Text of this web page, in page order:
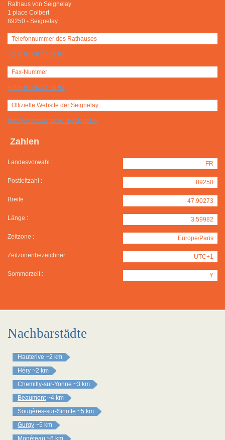
Rathaus von Seignelay
1 place Colbert
89250 - Seignelay
Telefonnummer des Rathauses
+(33) 03 86 47 72 83
Fax-Nummer
+(33) 03 86 47 98 92
Offizielle Website der Seignelay
http://perso.wanadoo.fr/seignelay
Zahlen
Landesvorwahl : FR
Postleitzahl : 89250
Breite : 47.90273
Länge : 3.59982
Zeitzone : Europe/Paris
Zeitzonenbezeichner : UTC+1
Sommerzeit : Y
Nachbarstädte
Hauterive ~2 km
Héry ~2 km
Chemilly-sur-Yonne ~3 km
Beaumont ~4 km
Sougères-sur-Sinotte ~5 km
Gurgy ~5 km
Monéteau ~6 km